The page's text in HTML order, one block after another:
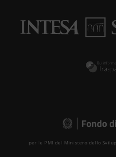
per le PMI del Ministero dello